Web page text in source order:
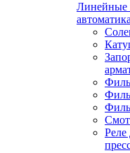
Линейные
автоматика
Реле